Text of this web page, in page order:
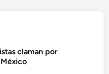
claman por